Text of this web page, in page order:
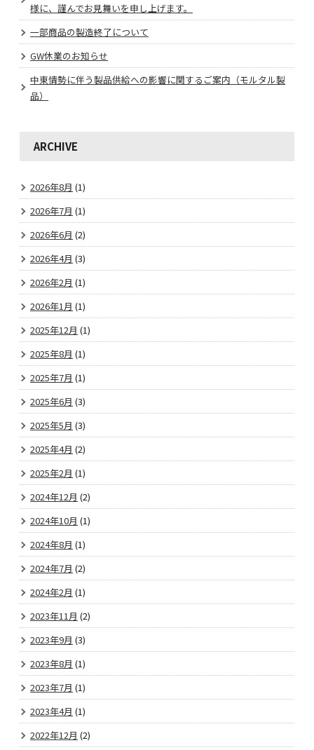
様に、謹んでお見舞いを申し上げます。
一部商品の製造終了について
GW休業のお知らせ
中東情勢に伴う製品供給への影響に関するご案内（モルタル製
品）
ARCHIVE
2026年8月 (1)
2026年7月 (1)
2026年6月 (2)
2026年4月 (3)
2026年2月 (1)
2026年1月 (1)
2025年12月 (1)
2025年8月 (1)
2025年7月 (1)
2025年6月 (3)
2025年5月 (3)
2025年4月 (2)
2025年2月 (1)
2024年12月 (2)
2024年10月 (1)
2024年8月 (1)
2024年7月 (2)
2024年2月 (1)
2023年11月 (2)
2023年9月 (3)
2023年8月 (1)
2023年7月 (1)
2023年4月 (1)
2022年12月 (2)